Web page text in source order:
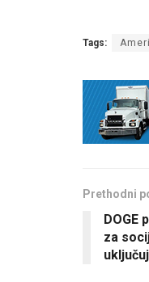
Tags:
Prethodni
DOGE
za